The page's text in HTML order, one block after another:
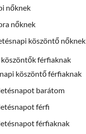
nőknek
nőknek
köszöntő nőknek
férfiaknak
köszöntő férfiaknak
barátom
férfi
férfiaknak